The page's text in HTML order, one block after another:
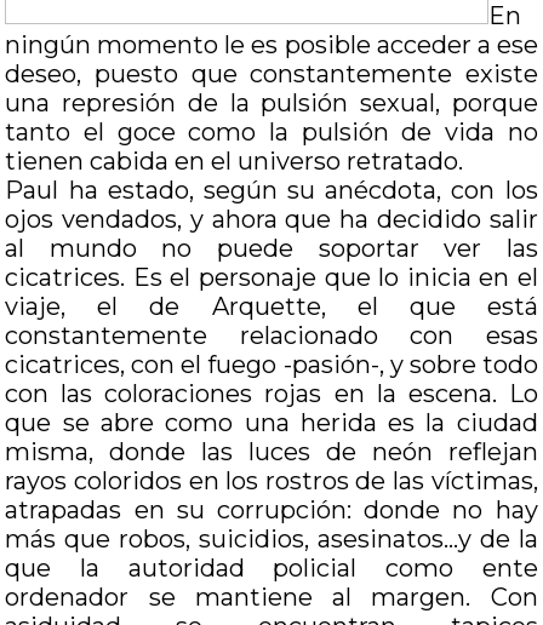
En
ningún momento le es posible acceder a ese
deseo, puesto que constantemente existe
una represión de la pulsión sexual, porque
tanto el goce como la pulsión de vida no
tienen cabida en el universo retratado.
Paul ha estado, según su anécdota, con los
ojos vendados, y ahora que ha decidido salir
al mundo no puede soportar ver las
cicatrices. Es el personaje que lo inicia en el
viaje, el de Arquette, el que está
constantemente relacionado con esas
cicatrices, con el fuego -pasión-, y sobre todo
con las coloraciones rojas en la escena. Lo
que se abre como una herida es la ciudad
misma, donde las luces de neón reflejan
rayos coloridos en los rostros de las víctimas,
atrapadas en su corrupción: donde no hay
más que robos, suicidios, asesinatos…y de la
que la autoridad policial como ente
ordenador se mantiene al margen. Con